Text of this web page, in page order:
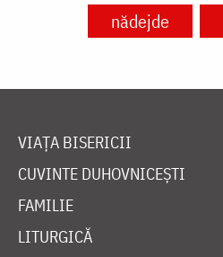
nădejde
VIAȚA BISERICII
CUVINTE DUHOVNICEȘTI
FAMILIE
LITURGICĂ